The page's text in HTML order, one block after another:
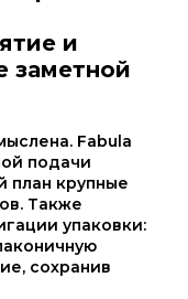
и
заметной
Fabula
подачи
план крупные
Также
упаковки:
сохранив